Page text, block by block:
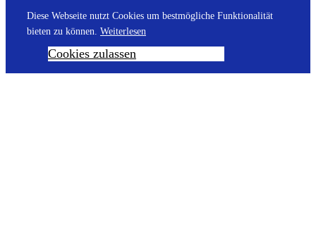
Diese Webseite nutzt Cookies um bestmögliche Funktionalität
bieten zu können. Weiterlesen
Cookies zulassen